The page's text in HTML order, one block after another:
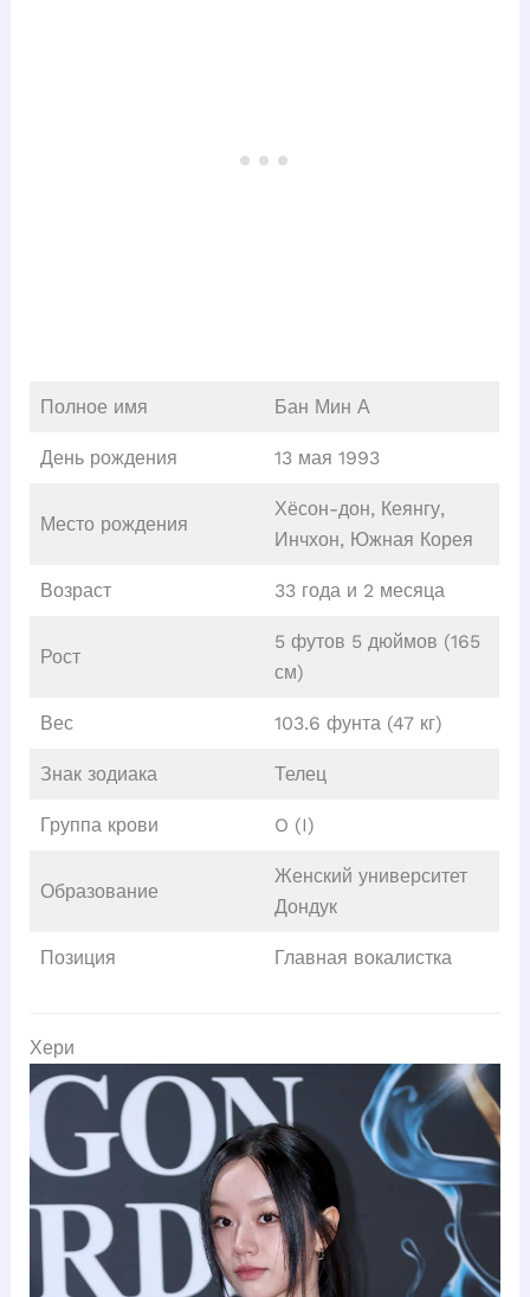
Полное имя Бан Мин А
День рождения 13 мая 1993
Место рождения
Хёсон-дон, Кеянгу,
Инчхон, Южная Корея
Возраст 33 года и 2 месяца
Рост
5 футов 5 дюймов (165
см)
Вес 103.6 фунта (47 кг)
Знак зодиака Телец
Группа крови O (I)
Образование
Женский университет
Дондук
Позиция Главная вокалистка
Хери